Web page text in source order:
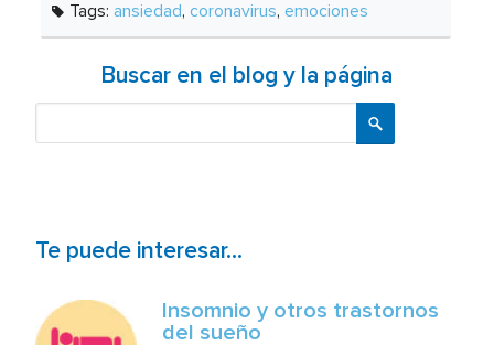
Tags:ansiedad,coronavirus,emociones
Buscar en el blog y la página
Te puede interesar...
Insomnio y otros trastornos
del sueño